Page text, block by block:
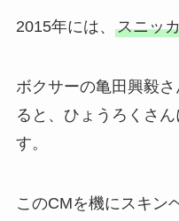
2015年には、 スニッ
ボクサーの亀田興毅
ると、ひょうろくさ
す。
このCMを機にスキン